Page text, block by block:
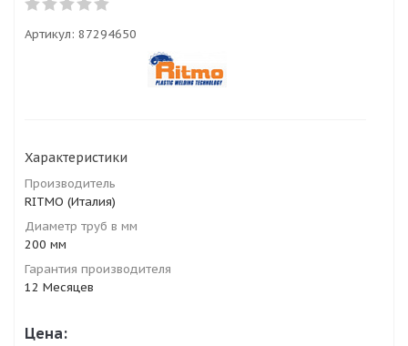
Артикул: 87294650
Характеристики
Производитель
RITMO (Италия)
Диаметр труб в мм
200 мм
Гарантия производителя
12 Месяцев
Цена: